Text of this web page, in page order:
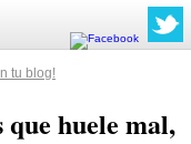
tu blog!
que huele mal,